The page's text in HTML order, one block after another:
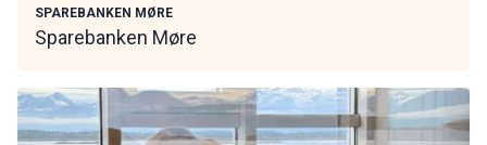
SPAREBANKEN MØRE
Sparebanken Møre